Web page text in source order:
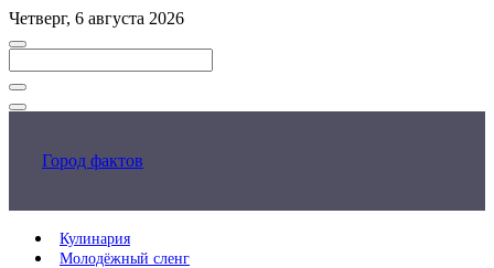
Перейти
к
контенту
Четверг, 6 августа 2026
Закрыть
Город фактов
Кулинария
Молодёжный сленг